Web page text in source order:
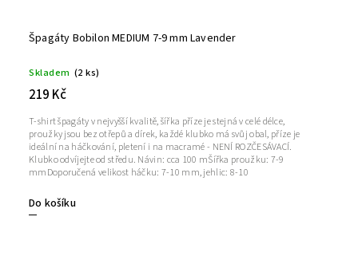
Špagáty Bobilon MEDIUM 7-9 mm Lavender
Skladem (2 ks)
219 Kč
Do košíku
T-shirt špagáty v nejvyšší kvalitě, šířka příze je stejná v celé délce,
proužky jsou bez otřepů a dírek, každé klubko má svůj obal, příze je
ideální na háčkování, pletení i na macramé - NENÍ ROZČESÁVACÍ.
Klubko odvíjejte od středu. Návin: cca 100 mŠířka proužku: 7-9
mmDoporučená velikost háčku: 7-10 mm, jehlic: 8-10